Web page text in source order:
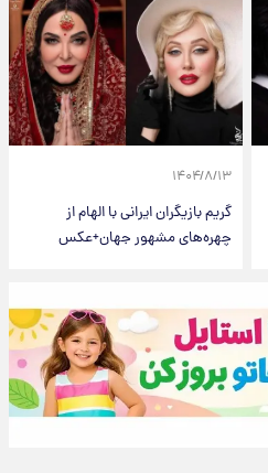
۱۴۰۴/۸/۱۳
گریم بازیگران ایرانی با الهام از
چهره‌های مشهور جهان+عکس